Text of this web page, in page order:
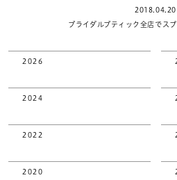
2018.04.20
ブライダルブティック全店でス
2026
2024
2022
2020